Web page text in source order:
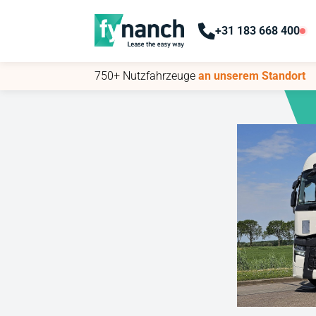
+31 183 668 400
750+ Nutzfahrzeugean unserem Standort
+31 183 668 400
750+ Nutzfahrzeugean unserem Standort